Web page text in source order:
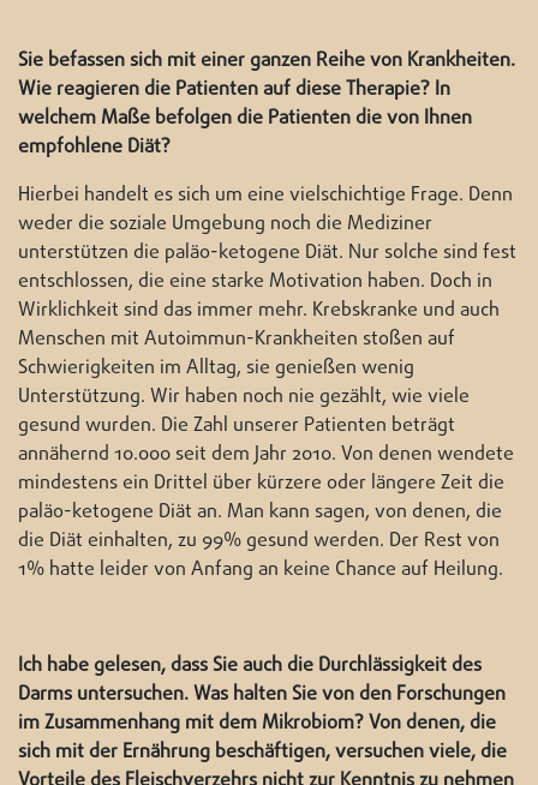
Sie befassen sich mit einer ganzen Reihe von Krankheiten.
Wie reagieren die Patienten auf diese Therapie? In
welchem Maße befolgen die Patienten die von Ihnen
empfohlene Diät?
Hierbei handelt es sich um eine vielschichtige Frage. Denn
weder die soziale Umgebung noch die Mediziner
unterstützen die paläo-ketogene Diät. Nur solche sind fest
entschlossen, die eine starke Motivation haben. Doch in
Wirklichkeit sind das immer mehr. Krebskranke und auch
Menschen mit Autoimmun-Krankheiten stoßen auf
Schwierigkeiten im Alltag, sie genießen wenig
Unterstützung. Wir haben noch nie gezählt, wie viele
gesund wurden. Die Zahl unserer Patienten beträgt
annähernd 10.000 seit dem Jahr 2010. Von denen wendete
mindestens ein Drittel über kürzere oder längere Zeit die
paläo-ketogene Diät an. Man kann sagen, von denen, die
die Diät einhalten, zu 99% gesund werden. Der Rest von
1% hatte leider von Anfang an keine Chance auf Heilung.
Ich habe gelesen, dass Sie auch die Durchlässigkeit des
Darms untersuchen. Was halten Sie von den Forschungen
im Zusammenhang mit dem Mikrobiom? Von denen, die
sich mit der Ernährung beschäftigen, versuchen viele, die